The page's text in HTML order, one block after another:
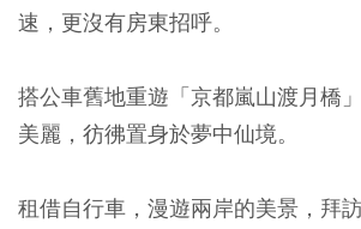
速，更沒有房東招呼。
搭公車舊地重遊「京都嵐山渡月橋
美麗，彷彿置身於夢中仙境。
租借自行車，漫遊兩岸的美景，拜